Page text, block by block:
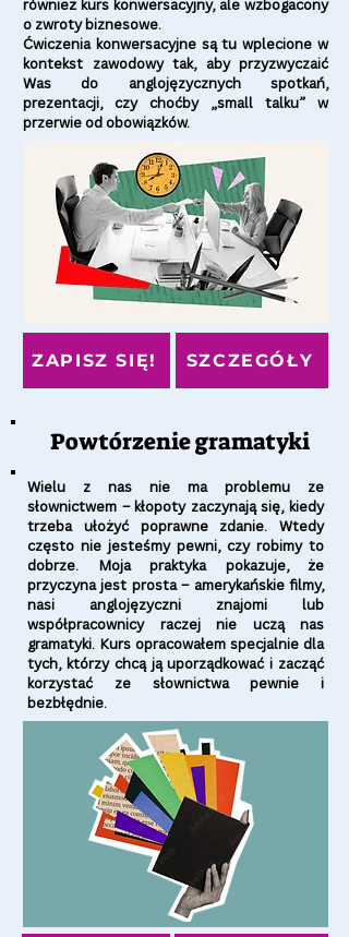
również kurs konwersacyjny, ale wzbogacony
o zwroty biznesowe.
Ćwiczenia konwersacyjne są tu wplecione w
kontekst zawodowy tak, aby przyzwyczaić
Was do anglojęzycznych spotkań,
prezentacji, czy choćby „small talku” w
przerwie od obowiązków.
ZAPISZ SIĘ! SZCZEGÓŁY
Powtórzenie gramatyki
Wielu z nas nie ma problemu ze
słownictwem – kłopoty zaczynają się, kiedy
trzeba ułożyć poprawne zdanie. Wtedy
często nie jesteśmy pewni, czy robimy to
dobrze. Moja praktyka pokazuje, że
przyczyna jest prosta – amerykańskie filmy,
nasi anglojęzyczni znajomi lub
współpracownicy raczej nie uczą nas
gramatyki. Kurs opracowałem specjalnie dla
tych, którzy chcą ją uporządkować i zacząć
korzystać ze słownictwa pewnie i
bezbłędnie.